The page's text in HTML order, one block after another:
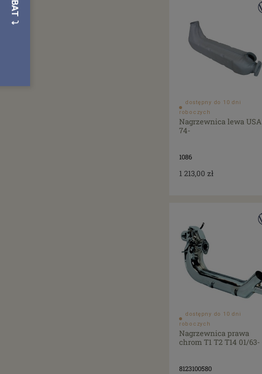
dostępny do 10 dni
roboczych
Nagrzewnica lewa USA
74-
1086
1 213,00 zł
dostępny do 10 dni
roboczych
Nagrzewnica prawa
chrom T1 T2 T14 01/63-
8123100580